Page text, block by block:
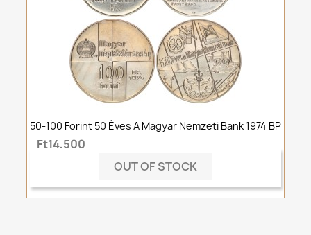
50-100 Forint 50 Éves A Magyar Nemzeti Bank 1974 BP
Ft14,500
OUT OF STOCK